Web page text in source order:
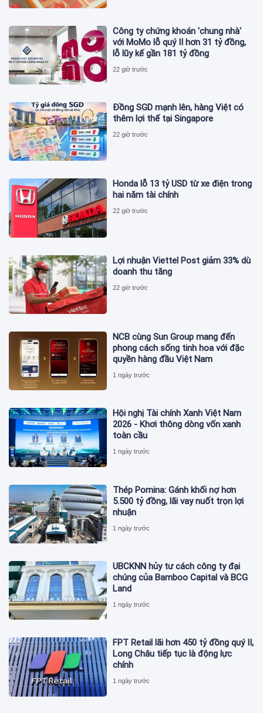
Công ty chứng khoán 'chung nhà'
với MoMo lỗ quý II hơn 31 tỷ đồng,
lỗ lũy kế gần 181 tỷ đồng
22 giờ trước
Đồng SGD mạnh lên, hàng Việt có
thêm lợi thế tại Singapore
22 giờ trước
Honda lỗ 13 tỷ USD từ xe điện trong
hai năm tài chính
22 giờ trước
Lợi nhuận Viettel Post giảm 33% dù
doanh thu tăng
22 giờ trước
NCB cùng Sun Group mang đến
phong cách sống tinh hoa với đặc
quyền hàng đầu Việt Nam
1 ngày trước
Hội nghị Tài chính Xanh Việt Nam
2026 - Khơi thông dòng vốn xanh
toàn cầu
1 ngày trước
Thép Pomina: Gánh khối nợ hơn
5.500 tỷ đồng, lãi vay nuốt trọn lợi
nhuận
1 ngày trước
UBCKNN hủy tư cách công ty đại
chúng của Bamboo Capital và BCG
Land
1 ngày trước
FPT Retail lãi hơn 450 tỷ đồng quý II,
Long Châu tiếp tục là động lực
chính
1 ngày trước